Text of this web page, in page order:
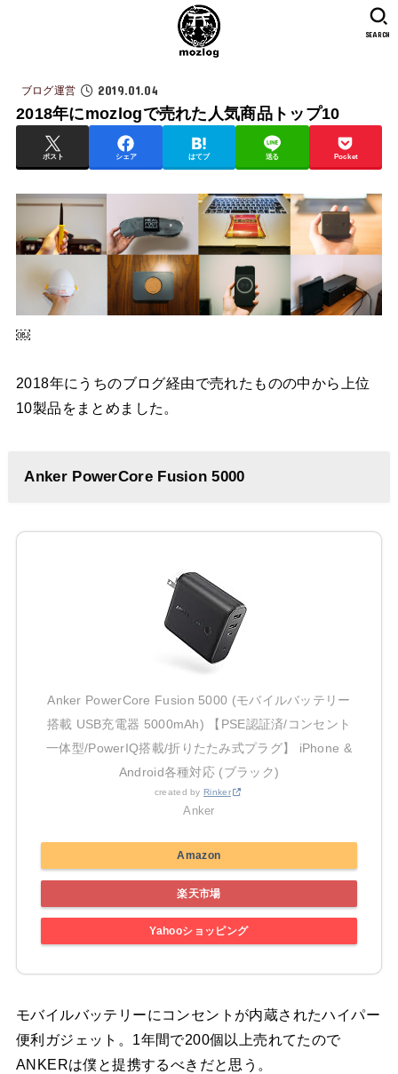
SEARCH
ブログ運営 2019.01.04
2018年にmozlogで売れた人気商品トップ10
ポスト シェア はてブ 送る Pocket
￼
2018年にうちのブログ経由で売れたものの中から上位
10製品をまとめました。
Anker PowerCore Fusion 5000
Anker PowerCore Fusion 5000 (モバイルバッテリー
搭載 USB充電器 5000mAh) 【PSE認証済/コンセント
一体型/PowerIQ搭載/折りたたみ式プラグ】 iPhone &
Android各種対応 (ブラック)
created byRinker
Anker
Amazon
楽天市場
Yahooショッピング
モバイルバッテリーにコンセントが内蔵されたハイパー
便利ガジェット。1年間で200個以上売れてたので
ANKERは僕と提携するべきだと思う。